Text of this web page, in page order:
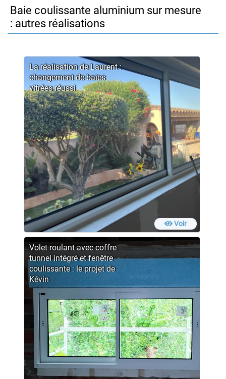
Baie coulissante aluminium sur mesure
: autres réalisations
La réalisation de Laurent :
changement de baies
vitrées réussi
Voir
Volet roulant avec coffre
tunnel intégré et fenêtre
coulissante : le projet de
Kévin